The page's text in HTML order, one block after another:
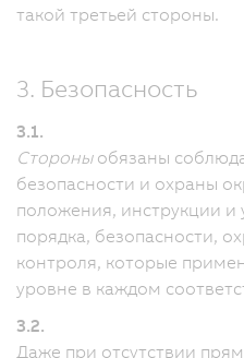
такой третьей стороны.
3. Безопасность
3.1.
Стороныобязаны
безопасности и охраны
положения, инструкции и
порядка, безопасности,
контроля, которые
уровне в каждом
3.2.
Даже при отсутствии